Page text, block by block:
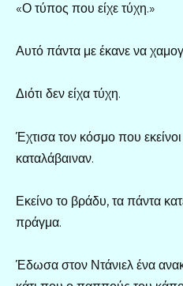
«Ο τύπος που είχε τύχη.»
Αυτό πάντα με έκανε να
Διότι δεν είχα τύχη.
Έχτισα τον κόσμο που
καταλάβαιναν.
Εκείνο το βράδυ, τα πάντα
πράγμα.
Έδωσα στον Ντάνιελ ένα